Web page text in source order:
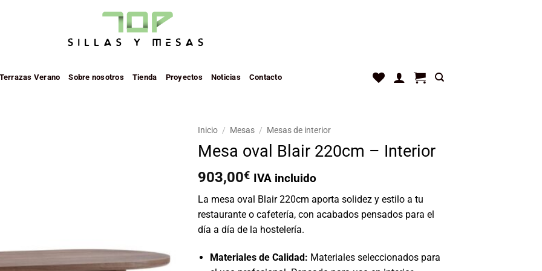
Verano Sobre nosotros Tienda Proyectos Noticias Contacto
Inicio / Mesas / Mesas de interior
Mesa oval Blair 220cm – Interior
903,00€ IVA incluido
La mesa oval Blair 220cm aporta solidez y estilo a tu
restaurante o cafetería, con acabados pensados para el
día a día de la hostelería.
Materiales de Calidad: Materiales seleccionados para